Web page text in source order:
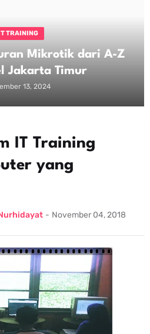
TRAINING
Mikrotik dari A-Z
Jakarta Timur
13, 2024
IT Training
yang
- November 04, 2018